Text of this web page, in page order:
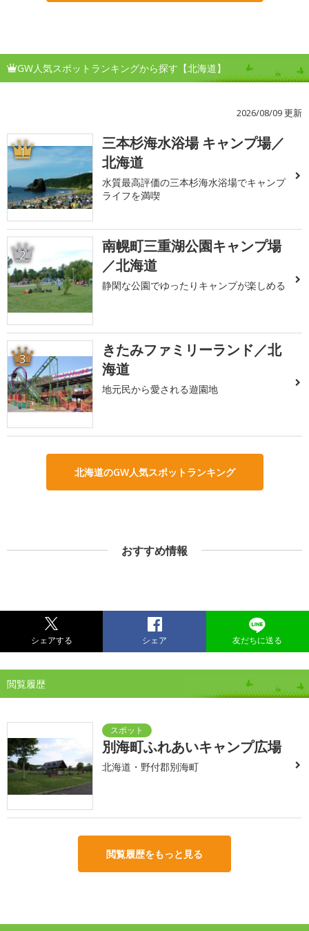
GW人気スポットランキングから探す【北海道】
2026/08/09 更新
1
三本杉海水浴場 キャンプ場／
北海道
水質最高評価の三本杉海水浴場でキャンプ
ライフを満喫
2
南幌町三重湖公園キャンプ場
／北海道
静閑な公園でゆったりキャンプが楽しめる
3
きたみファミリーランド／北
海道
地元民から愛される遊園地
北海道のGW人気スポットランキング
おすすめ情報
シェアする シェア 友だちに送る
閲覧履歴
別海町ふれあいキャンプ広場
北海道・野付郡別海町
閲覧履歴をもっと見る